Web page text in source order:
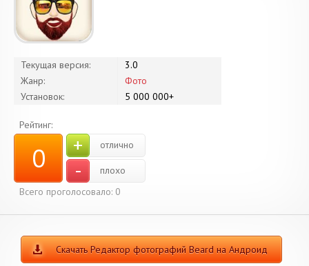
Текущая версия:
3.0
Жанр:
Фото
Установок:
5 000 000+
Рейтинг:
0 + отлично
-
плохо
Всего проголосовало: 0
Скачать Редактор фотографий Beard на Андроид